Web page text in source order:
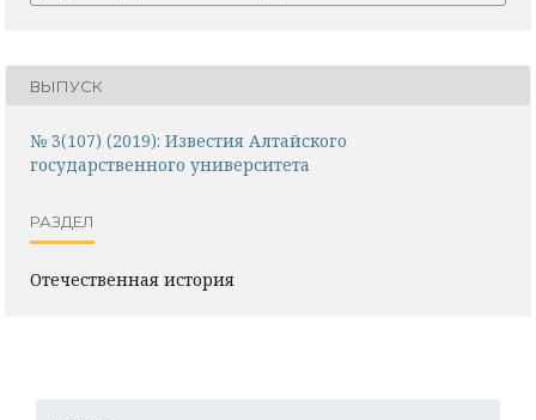
ВЫПУСК
№ 3(107) (2019): Известия Алтайского
государственного университета
РАЗДЕЛ
Отечественная история